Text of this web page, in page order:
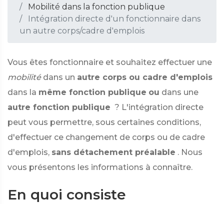
Mobilité dans la fonction publique
Intégration directe d'un fonctionnaire dans
un autre corps/cadre d'emplois
Vous êtes fonctionnaire et souhaitez effectuer une
mobilité dans un autre corps ou cadre d'emplois
dans la même fonction publique ou dans une
autre fonction publique ? L'intégration directe
peut vous permettre, sous certaines conditions,
d'effectuer ce changement de corps ou de cadre
d'emplois, sans détachement préalable . Nous
vous présentons les informations à connaître.
En quoi consiste